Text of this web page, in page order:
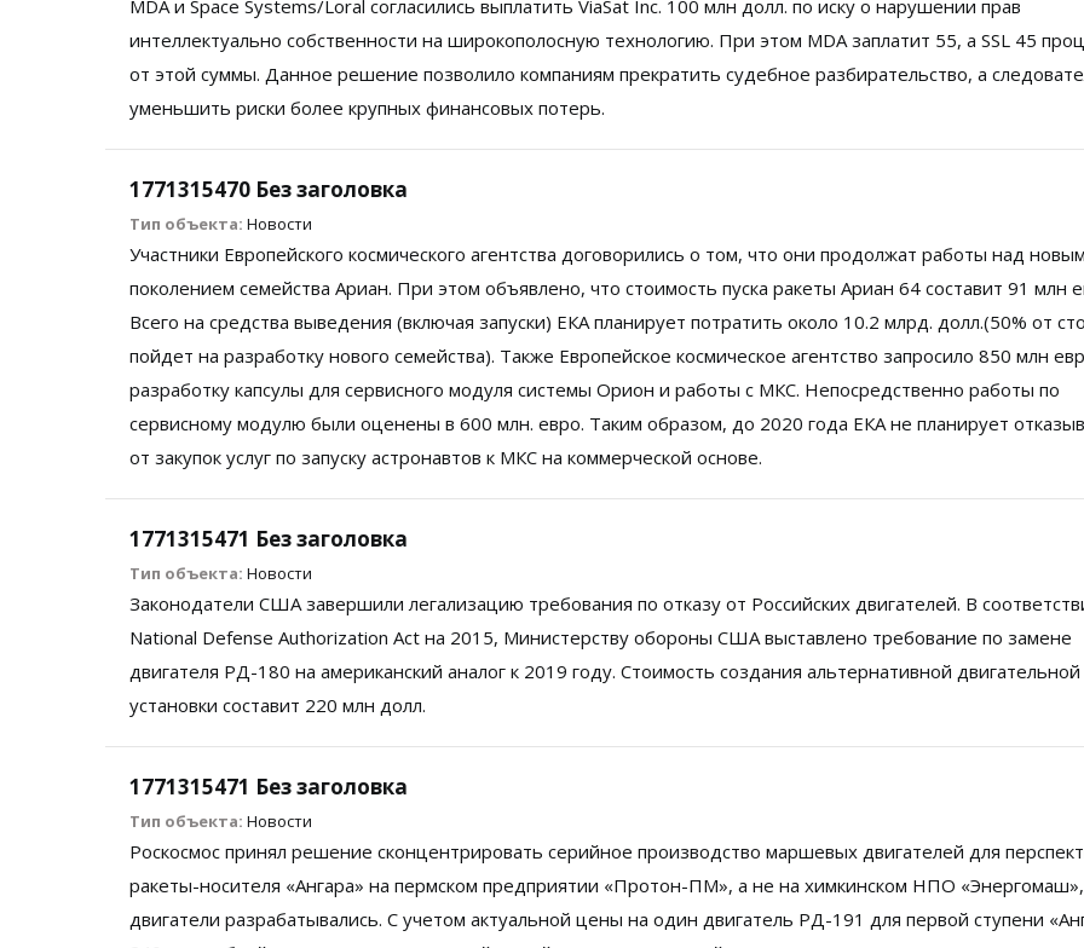
MDA и Space Systems/Loral согласились выплатить ViaSat Inc. 100 млн долл. по иску о нарушении прав
интеллектуально собственности на широкополосную технологию. При этом MDA заплатит 55, а SSL 45
от этой суммы. Данное решение позволило компаниям прекратить судебное разбирательство, а
уменьшить риски более крупных финансовых потерь.
1771315470 Без заголовка
Тип объекта: Новости
Участники Европейского космического агентства договорились о том, что они продолжат работы над новым
поколением семейства Ариан. При этом объявлено, что стоимость пуска ракеты Ариан 64 составит 91 млн
Всего на средства выведения (включая запуски) ЕКА планирует потратить около 10.2 млрд. долл.(50% от
пойдет на разработку нового семейства). Также Европейское космическое агентство запросило 850 млн
разработку капсулы для сервисного модуля системы Орион и работы с МКС. Непосредственно работы по
сервисному модулю были оценены в 600 млн. евро. Таким образом, до 2020 года ЕКА не планирует
от закупок услуг по запуску астронавтов к МКС на коммерческой основе.
1771315471 Без заголовка
Тип объекта: Новости
Законодатели США завершили легализацию требования по отказу от Российских двигателей. В
National Defense Authorization Act на 2015, Министерству обороны США выставлено требование по замене
двигателя РД-180 на американский аналог к 2019 году. Стоимость создания альтернативной двигательной
установки составит 220 млн долл.
1771315471 Без заголовка
Тип объекта: Новости
Роскосмос принял решение сконцентрировать серийное производство маршевых двигателей для
ракеты-носителя «Ангара» на пермском предприятии «Протон-ПМ», а не на химкинском НПО
двигатели разрабатывались. С учетом актуальной цены на один двигатель РД-191 для первой ступени